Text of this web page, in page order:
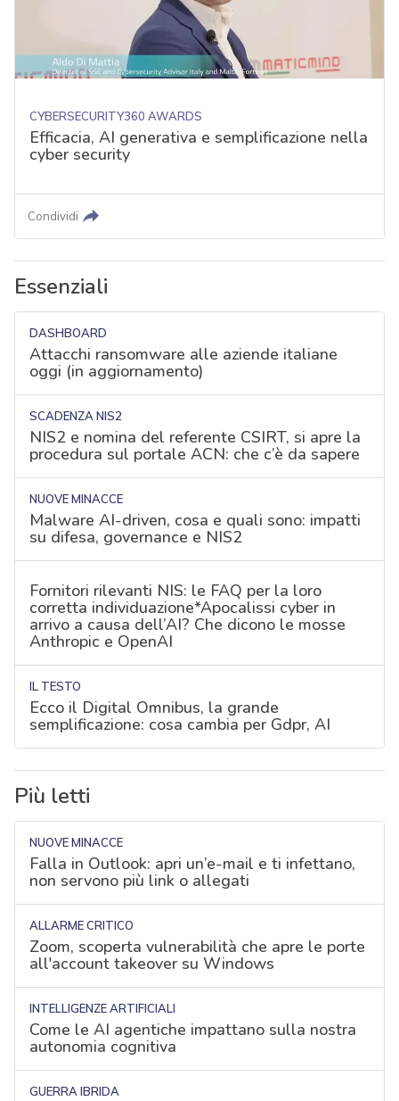
CYBERSECURITY360 AWARDS
Efficacia, AI generativa e semplificazione nella
cyber security
Condividi
Essenziali
DASHBOARD
Attacchi ransomware alle aziende italiane
oggi (in aggiornamento)
SCADENZA NIS2
NIS2 e nomina del referente CSIRT, si apre la
procedura sul portale ACN: che c’è da sapere
NUOVE MINACCE
Malware AI-driven, cosa e quali sono: impatti
su difesa, governance e NIS2
Fornitori rilevanti NIS: le FAQ per la loro
corretta individuazione*Apocalissi cyber in
arrivo a causa dell’AI? Che dicono le mosse
Anthropic e OpenAI
IL TESTO
Ecco il Digital Omnibus, la grande
semplificazione: cosa cambia per Gdpr, AI
Più letti
NUOVE MINACCE
Falla in Outlook: apri un’e-mail e ti infettano,
non servono più link o allegati
ALLARME CRITICO
Zoom, scoperta vulnerabilità che apre le porte
all'account takeover su Windows
INTELLIGENZE ARTIFICIALI
Come le AI agentiche impattano sulla nostra
autonomia cognitiva
GUERRA IBRIDA